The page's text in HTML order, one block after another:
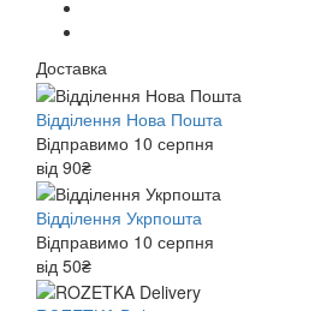
Доставка
Відділення Нова Пошта
Відправимо 10 серпня
від 90₴
Відділення Укрпошта
Відправимо 10 серпня
від 50₴